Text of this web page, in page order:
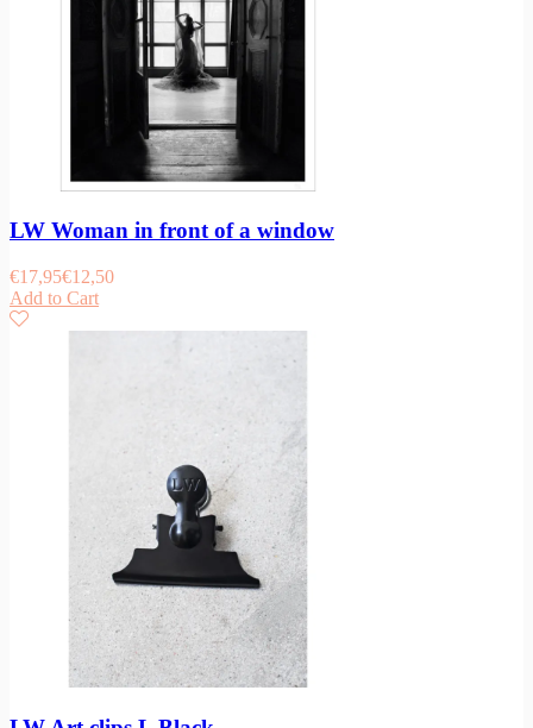
LW Woman in front of a window
€17,95€12,50
Add to Cart